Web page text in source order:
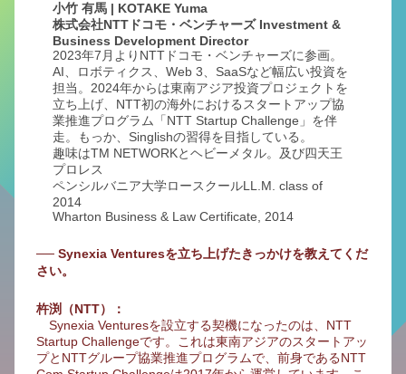
小竹 有馬 | KOTAKE Yuma
株式会社NTTドコモ・ベンチャーズ Investment &
Business Development Director
2023年7月よりNTTドコモ・ベンチャーズに参画。
AI、ロボティクス、Web 3、SaaSなど幅広い投資を
担当。2024年からは東南アジア投資プロジェクトを
立ち上げ、NTT初の海外におけるスタートアップ協
業推進プログラム「NTT Startup Challenge」を伴
走。もっか、Singlishの習得を目指している。
趣味はTM NETWORKとヘビーメタル。及び四天王
プロレス
ペンシルバニア大学ロースクールLL.M. class of
2014
Wharton Business & Law Certificate, 2014
── Synexia Venturesを立ち上げたきっかけを教えてくだ
さい。
杵渕（NTT）：
Synexia Venturesを設立する契機になったのは、NTT
Startup Challengeです。これは東南アジアのスタートアッ
プとNTTグループ協業推進プログラムで、前身であるNTT